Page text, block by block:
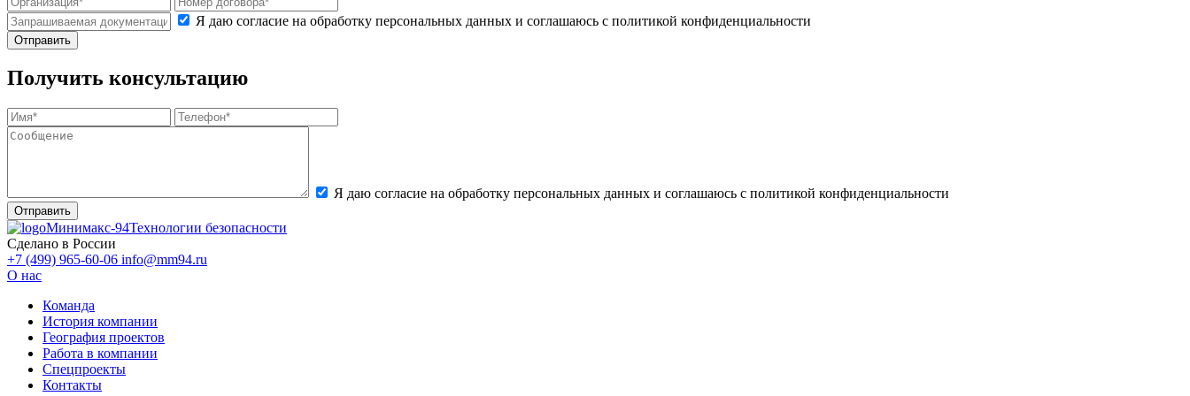
Я даю согласие на обработку персональных данных и соглашаюсь с политикой конфиденциальности
Получить консультацию
Я даю согласие на обработку персональных данных и соглашаюсь с политикой конфиденциальности
Минимакс-94Технологии безопасности
Сделано в России
+7 (499) 965-60-06 info@mm94.ru
О нас
Команда
История компании
География проектов
Работа в компании
Спецпроекты
Контакты